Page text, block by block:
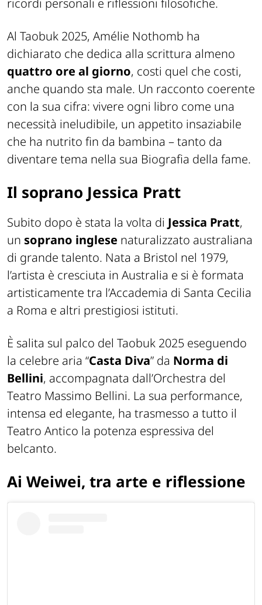
ricordi personali e riflessioni filosofiche.
Al Taobuk 2025, Amélie Nothomb ha
dichiarato che dedica alla scrittura almeno
quattro ore al giorno, costi quel che costi,
anche quando sta male. Un racconto coerente
con la sua cifra: vivere ogni libro come una
necessità ineludibile, un appetito insaziabile
che ha nutrito fin da bambina – tanto da
diventare tema nella sua Biografia della fame.
Il soprano Jessica Pratt
Subito dopo è stata la volta di Jessica Pratt,
un soprano inglese naturalizzato australiana
di grande talento. Nata a Bristol nel 1979,
l’artista è cresciuta in Australia e si è formata
artisticamente tra l’Accademia di Santa Cecilia
a Roma e altri prestigiosi istituti.
È salita sul palco del Taobuk 2025 eseguendo
la celebre aria “Casta Diva” da Norma di
Bellini, accompagnata dall’Orchestra del
Teatro Massimo Bellini. La sua performance,
intensa ed elegante, ha trasmesso a tutto il
Teatro Antico la potenza espressiva del
belcanto.
Ai Weiwei, tra arte e riflessione